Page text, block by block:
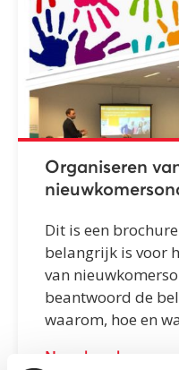
Organiseren
Dit is een
belangrijk is voor
van
beantwoord de
waarom, hoe en
Naar brochure